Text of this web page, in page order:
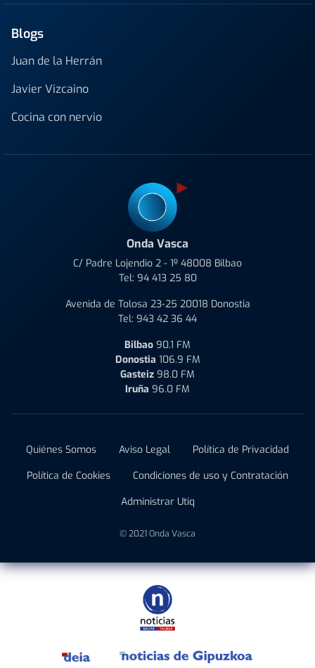
Blogs
Juan de la Herrán
Javier Vizcaino
Cocina con nervio
Onda Vasca
C/ Padre Lojendio 2 - 1º 48008 Bilbao
Tel: 94 413 25 80
Avenida de Tolosa 23-25 20018 Donostia
Tel: 943 42 36 44
Bilbao 90.1 FM
Donostia 106.9 FM
Gasteiz 98.0 FM
Iruña 96.0 FM
Quiénes Somos Aviso Legal
Política de Privacidad
Política de Cookies
Condiciones de uso y Contratación
Administrar Utiq
© 2021 Onda Vasca